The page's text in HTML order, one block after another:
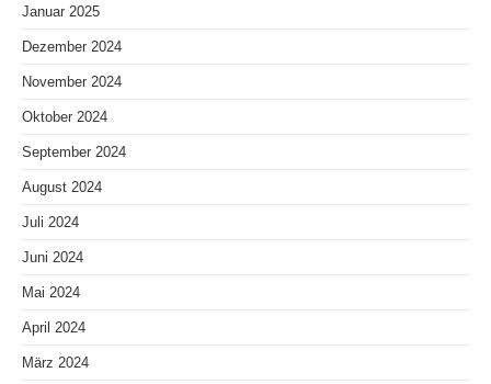
Januar 2025
Dezember 2024
November 2024
Oktober 2024
September 2024
August 2024
Juli 2024
Juni 2024
Mai 2024
April 2024
März 2024